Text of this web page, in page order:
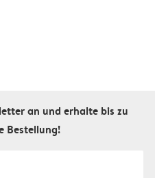
an und erhalte bis zu
Bestellung!